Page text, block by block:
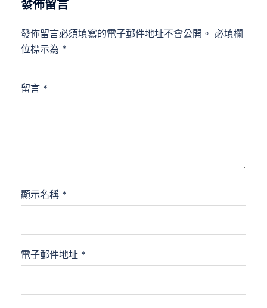
發佈留言
發佈留言必須填寫的電子郵件地址不會公開。 必填欄
位標示為 *
留言 *
顯示名稱 *
電子郵件地址 *